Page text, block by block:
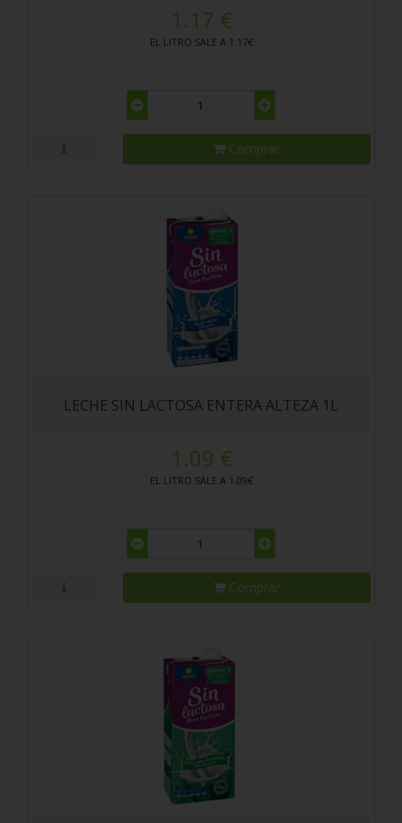
1.17 €
EL LITRO SALE A 1.17€
Comprar
LECHE SIN LACTOSA ENTERA ALTEZA 1L
1.09 €
EL LITRO SALE A 1.09€
Comprar